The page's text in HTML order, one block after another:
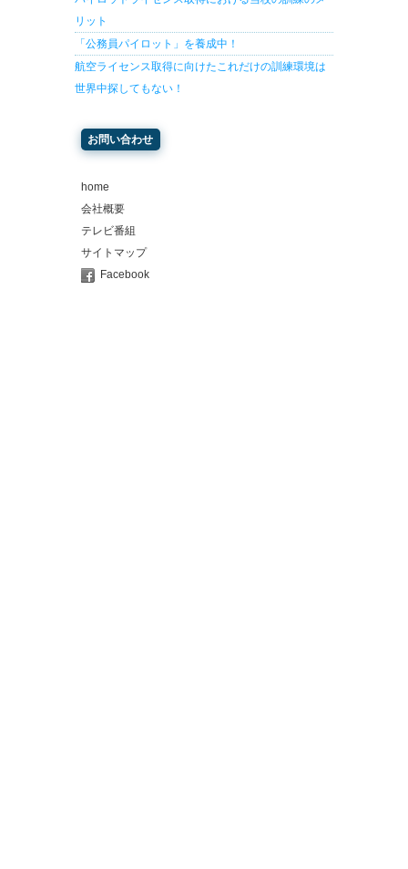
リット
「公務員パイロット」を養成中！
航空ライセンス取得に向けたこれだけの訓練環境は
世界中探してもない！
お問い合わせ
home
会社概要
テレビ番組
サイトマップ
Facebook